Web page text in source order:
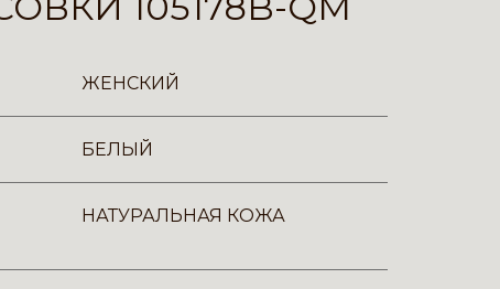
ЖЕНСКИЙ
БЕЛЫЙ
НАТУРАЛЬНАЯ КОЖА